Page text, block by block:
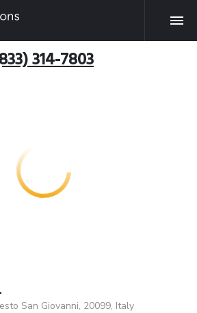
314-7803
San Giovanni, 20099, Italy